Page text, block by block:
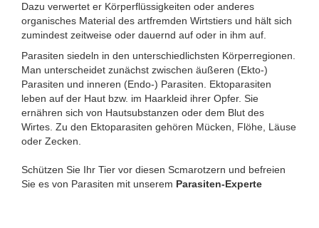
Dazu verwertet er Körperflüssigkeiten oder anderes
organisches Material des artfremden Wirtstiers und hält sich
zumindest zeitweise oder dauernd auf oder in ihm auf.
Parasiten siedeln in den unterschiedlichsten Körperregionen.
Man unterscheidet zunächst zwischen äußeren (Ekto-)
Parasiten und inneren (Endo-) Parasiten. Ektoparasiten
leben auf der Haut bzw. im Haarkleid ihrer Opfer. Sie
ernähren sich von Hautsubstanzen oder dem Blut des
Wirtes. Zu den Ektoparasiten gehören Mücken, Flöhe, Läuse
oder Zecken.
Schützen Sie Ihr Tier vor diesen Scmarotzern und befreien
Sie es von Parasiten mit unserem Parasiten-Experte